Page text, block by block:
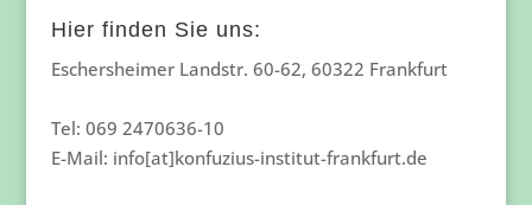
Hier finden Sie uns:
Eschersheimer Landstr. 60-62, 60322 Frankfurt
Tel: 069 2470636-10
E-Mail: info[at]konfuzius-institut-frankfurt.de